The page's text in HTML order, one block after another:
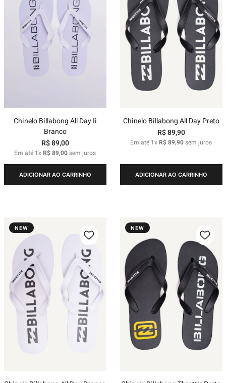
Chinelo Billabong All Day Ii
Branco
R$89,00
Em até 1xR$89,00sem juros
ADICIONAR AO CARRINHO
Chinelo Billabong All Day Preto
R$89,90
Em até 1xR$89,90sem juros
ADICIONAR AO CARRINHO
NEW NEW